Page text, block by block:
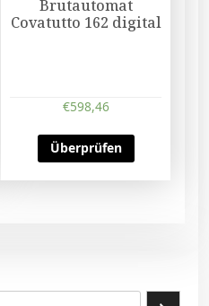
Brutautomat
Covatutto 162 digital
€598,46
Überprüfen